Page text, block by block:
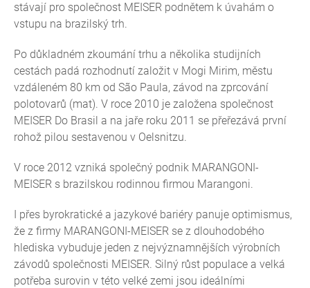
stávají pro společnost MEISER podnětem k úvahám o
vstupu na brazilský trh.
Po důkladném zkoumání trhu a několika studijních
cestách padá rozhodnutí založit v Mogi Mirim, městu
vzdáleném 80 km od São Paula, závod na zprcování
polotovarů (mat). V roce 2010 je založena společnost
MEISER Do Brasil a na jaře roku 2011 se přeřezává první
rohož pilou sestavenou v Oelsnitzu.
V roce 2012 vzniká společný podnik MARANGONI-
MEISER s brazilskou rodinnou firmou Marangoni.
I přes byrokratické a jazykové bariéry panuje optimismus,
že z firmy MARANGONI-MEISER se z dlouhodobého
hlediska vybuduje jeden z nejvýznamnějších výrobních
závodů společnosti MEISER. Silný růst populace a velká
potřeba surovin v této velké zemi jsou ideálními